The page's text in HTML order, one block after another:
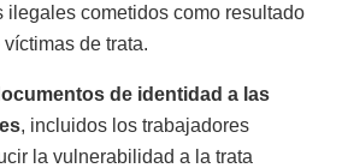
ilegales cometidos como resultado
de trata.
de identidad a las
, incluidos los trabajadores
la vulnerabilidad a la trata